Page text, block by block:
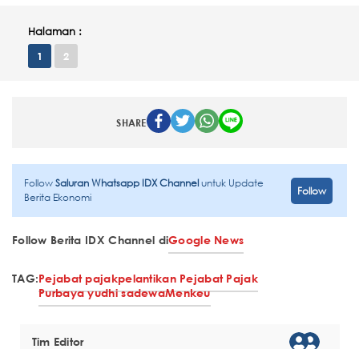
Halaman :
1 2
SHARE
FollowSaluran Whatsapp IDX Channeluntuk Update
Berita Ekonomi
Follow
Follow Berita IDX Channel diGoogle News
TAG:Pejabat pajakpelantikan Pejabat Pajak
Purbaya yudhi sadewaMenkeu
Tim Editor